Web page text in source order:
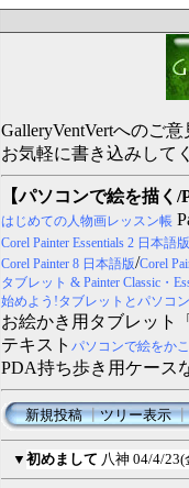
GalleryVentVertへのご
お気軽に書き込みして
【パソコンで絵を描く
はじめての人物画レッスン帳
Corel Painter Essentials 2 日本語版
Corel Painter 8 日本語版/Corel
タブレット & Painter Classic・
始めよう!タブレットとパソコ
お絵かき用タブレット
テキスト パソコンで絵をか
PDA持ち歩き用ケース
新規投稿┃ツリー表示┃
▼ 初めまして 八神 04/4/23(